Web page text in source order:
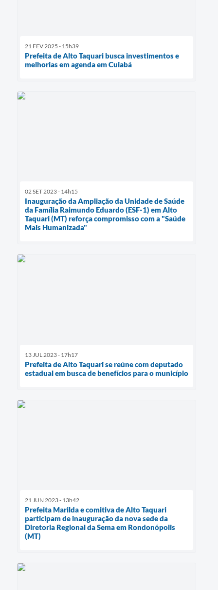
21 FEV 2025 - 15h39
Prefeita de Alto Taquari busca investimentos e
melhorias em agenda em Cuiabá
02 SET 2023 - 14h15
Inauguração da Ampliação da Unidade de Saúde
da Família Raimundo Eduardo (ESF-1) em Alto
Taquari (MT) reforça compromisso com a "Saúde
Mais Humanizada"
13 JUL 2023 - 17h17
Prefeita de Alto Taquari se reúne com deputado
estadual em busca de benefícios para o município
21 JUN 2023 - 13h42
Prefeita Marilda e comitiva de Alto Taquari
participam de inauguração da nova sede da
Diretoria Regional da Sema em Rondonópolis
(MT)